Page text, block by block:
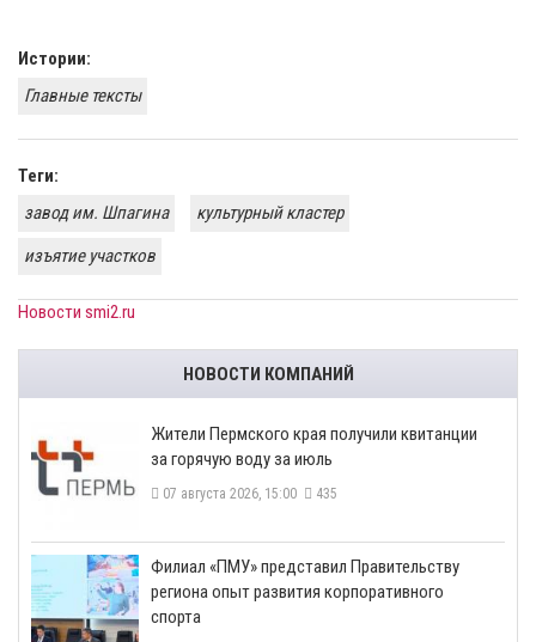
Истории:
Главные тексты
Теги:
завод им. Шпагина
культурный кластер
изъятие участков
Новости smi2.ru
НОВОСТИ КОМПАНИЙ
​Жители Пермского края получили квитанции
за горячую воду за июль
07 августа 2026, 15:00 435
​Филиал «ПМУ» представил Правительству
региона опыт развития корпоративного
спорта